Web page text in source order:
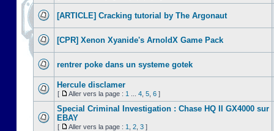
[ARTICLE] Cracking tutorial by The Argonaut
[CPR] Xenon Xyanide's ArnoldX Game Pack
rentrer poke dans un systeme gotek
Hercule disclamer
[ Aller vers la page : 1 4 5 6 ]
Special Criminal Investigation : Chase HQ II GX4000 sur
EBAY
[ Aller vers la page : 1 2 3 ]